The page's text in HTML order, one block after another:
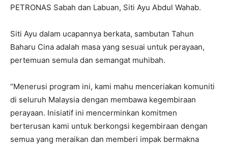
PETRONAS Sabah dan Labuan, Siti Ayu Abdul Wahab.
Siti Ayu dalam ucapannya berkata, sambutan Tahun
Baharu Cina adalah masa yang sesuai untuk perayaan,
pertemuan semula dan semangat muhibah.
“Menerusi program ini, kami mahu menceriakan komuniti
di seluruh Malaysia dengan membawa kegembiraan
perayaan. Inisiatif ini mencerminkan komitmen
berterusan kami untuk berkongsi kegembiraan dengan
semua yang meraikan dan memberi impak bermakna